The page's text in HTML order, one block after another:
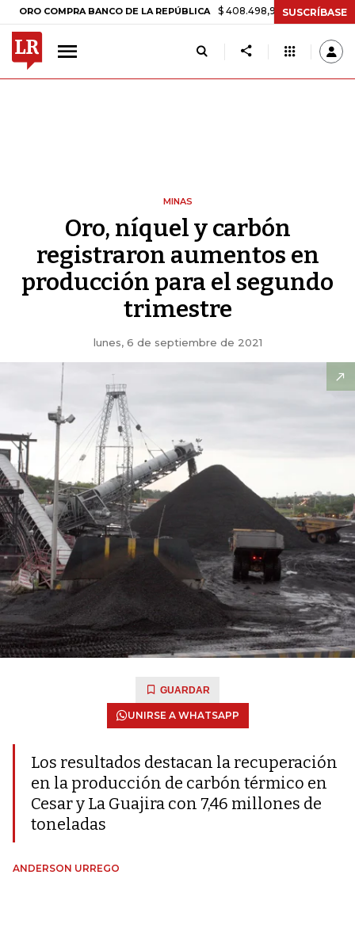
BANCO DE LA REPÚBLICA $ 408.498,97 +$ 8.753,81 +2,19%
SUSCRÍBASE
MINAS
Oro, níquel y carbón
registraron aumentos en
producción para el segundo
trimestre
lunes, 6 de septiembre de 2021
GUARDAR
UNIRSE A WHATSAPP
Los resultados destacan la recuperación
en la producción de carbón térmico en
Cesar y La Guajira con 7,46 millones de
toneladas
ANDERSON URREGO